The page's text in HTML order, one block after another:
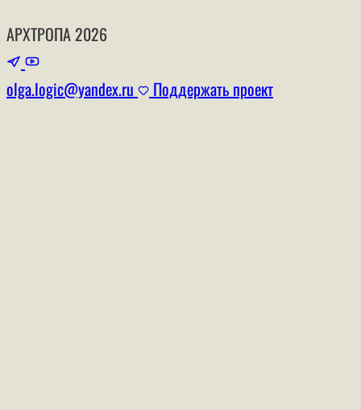
АРХТРОПА 2026
olga.logic@yandex.ru Поддержать проект